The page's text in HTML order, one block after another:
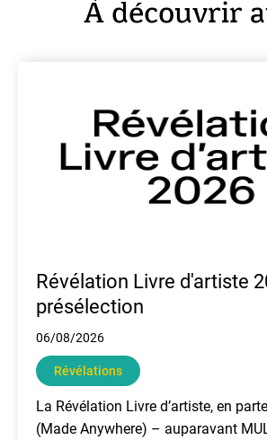
À découvrir
Révélation Livre d'artiste
présélection
06/08/2026
Révélations
La Révélation Livre d’artiste, en
(Made Anywhere) – auparavant